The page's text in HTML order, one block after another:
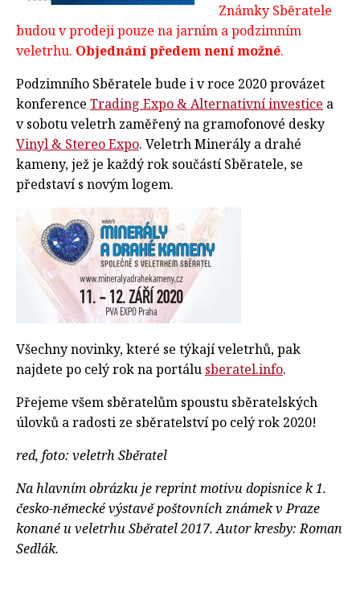
Známky Sběratele
budou v prodeji pouze na jarním a podzimním
veletrhu. Objednání předem není možné.
Podzimního Sběratele bude i v roce 2020 provázet
konference Trading Expo & Alternativní investice a
v sobotu veletrh zaměřený na gramofonové desky
Vinyl & Stereo Expo. Veletrh Minerály a drahé
kameny, jež je každý rok součástí Sběratele, se
představí s novým logem.
Všechny novinky, které se týkají veletrhů, pak
najdete po celý rok na portálu sberatel.info.
Přejeme všem sběratelům spoustu sběratelských
úlovků a radosti ze sběratelství po celý rok 2020!
red, foto: veletrh Sběratel
Na hlavním obrázku je reprint motivu dopisnice k 1.
česko-německé výstavěpoštovních známek v Praze
konané u veletrhu Sběratel 2017. Autor kresby: Roman
Sedlák.